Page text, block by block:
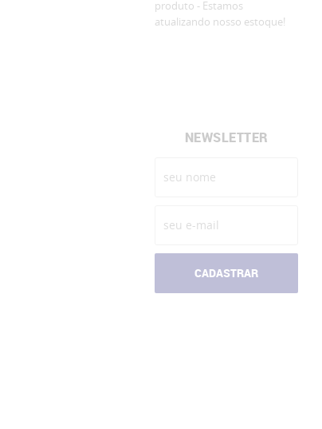
produto - Estamos
atualizando nosso estoque!
NEWSLETTER
CADASTRAR